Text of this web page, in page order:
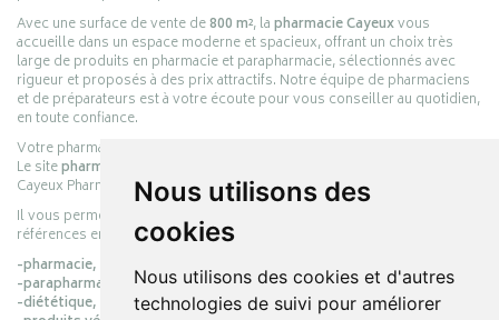
Nous utilisons des
cookies
Nous utilisons des cookies et d'autres
technologies de suivi pour améliorer
Avec une surface de vente de800 m², lapharmacie Cayeuxvous
accueille dans un espace moderne et spacieux, offrant un choix très
large de produits en pharmacie et parapharmacie, sélectionnés avec
rigueur et proposés à des prix attractifs. Notre équipe de pharmaciens
et de préparateurs est à votre écoute pour vous conseiller au quotidien,
en toute confiance.
Votre pharmacie en ligne :
Le sitepharmacie-cayeux.fr
Cayeux Pharmabest Berck-sur-Mer – Rang-du-Fliers.
Il vous permet de réaliser vos achats en ligne parmi des milliers de
références en :
-pharmacie,
-parapharmacie,
-diététique,